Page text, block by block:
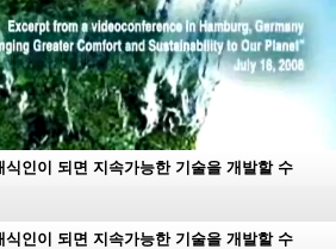
식인이 되면 지속가능한 기술을 개발할 수
식인이 되면 지속가능한 기술을 개발할 수